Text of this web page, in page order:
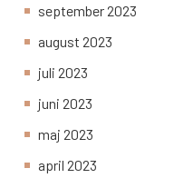
september 2023
august 2023
juli 2023
juni 2023
maj 2023
april 2023